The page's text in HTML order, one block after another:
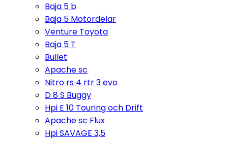
Baja 5 b
Baja 5 Motordelar
Venture Toyota
Baja 5 T
Bullet
Apache sc
Nitro rs 4 rtr 3 evo
D 8 S Buggy
Hpi E 10 Touring och Drift
Apache sc Flux
Hpi SAVAGE 3,5